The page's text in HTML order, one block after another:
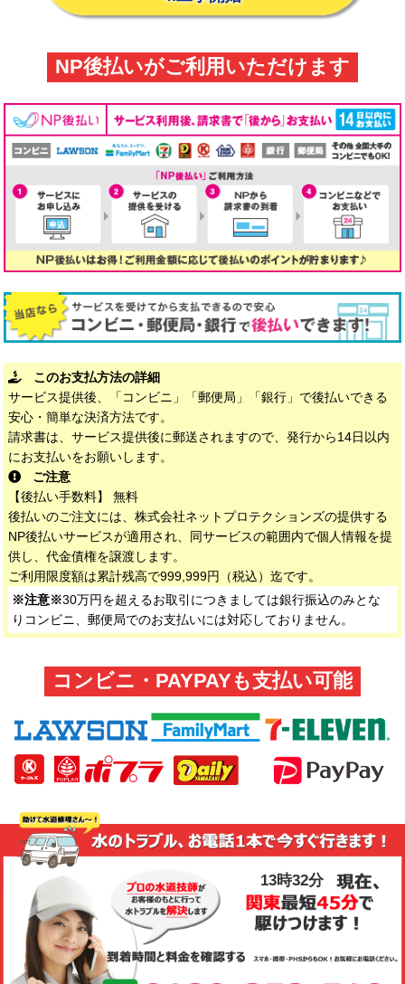
NP後払いがご利用いただけます
このお支払方法の詳細
サービス提供後、「コンビニ」「郵便局」「銀行」で後払いできる
安心・簡単な決済方法です。
請求書は、サービス提供後に郵送されますので、発行から14日以内
にお支払いをお願いします。
ご注意
【後払い手数料】 無料
後払いのご注文には、株式会社ネットプロテクションズの提供する
NP後払いサービスが適用され、同サービスの範囲内で個人情報を提
供し、代金債権を譲渡します。
ご利用限度額は累計残高で999,999円（税込）迄です。
※注意※30万円を超えるお取引につきましては銀行振込のみとな
りコンビニ、郵便局でのお支払いには対応しておりません。
コンビニ・PAYPAYも支払い可能
13時32分